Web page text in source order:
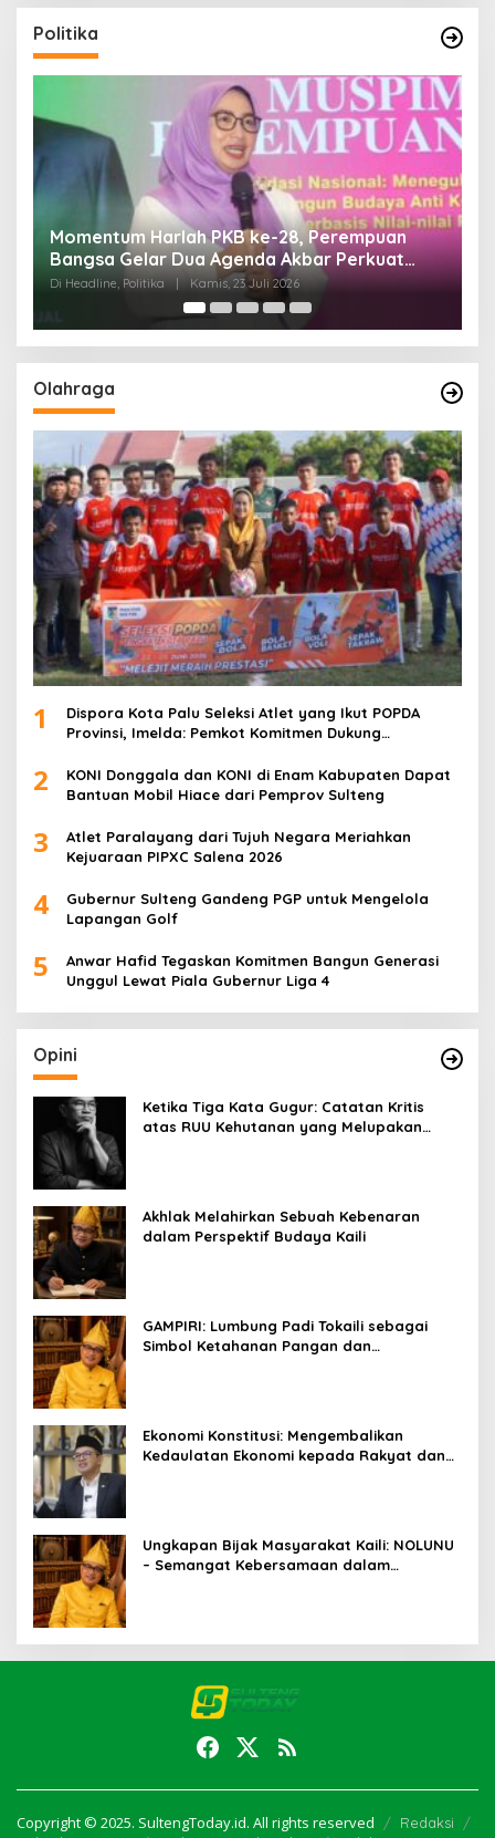
Politika
Momentum Harlah PKB ke-28, Perempuan
Bangsa Gelar Dua Agenda Akbar Perkuat
Mesin Organisasi
Di Headline, Politika Kamis, 23 Juli 2026
Olahraga
1
Dispora Kota Palu Seleksi Atlet yang Ikut POPDA
Provinsi, Imelda: Pemkot Komitmen Dukung
2
KONI Donggala dan KONI di Enam Kabupaten Dapat
Bantuan Mobil Hiace dari Pemprov Sulteng
3
Atlet Paralayang dari Tujuh Negara Meriahkan
Kejuaraan PIPXC Salena 2026
4
Gubernur Sulteng Gandeng PGP untuk Mengelola
Lapangan Golf
5
Anwar Hafid Tegaskan Komitmen Bangun Generasi
Unggul Lewat Piala Gubernur Liga 4
Opini
Ketika Tiga Kata Gugur: Catatan Kritis
atas RUU Kehutanan yang Melupakan
Akhlak Melahirkan Sebuah Kebenaran
dalam Perspektif Budaya Kaili
GAMPIRI: Lumbung Padi Tokaili sebagai
Simbol Ketahanan Pangan dan
Ekonomi Konstitusi: Mengembalikan
Kedaulatan Ekonomi kepada Rakyat dan
Ungkapan Bijak Masyarakat Kaili: NOLUNU
– Semangat Kebersamaan dalam
Copyright © 2025. SultengToday.id. All rights reserved
Redaksi